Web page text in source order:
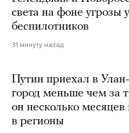
света на фоне угрозы
беспилотников
31 минуту назад
Путин приехал в
город меньше чем за
он несколько
в регионы